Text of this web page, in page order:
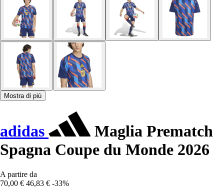
Mostra di più
adidas
Maglia Prematch
Spagna Coupe du Monde 2026
A partire da
70,00 € 46,83 € -33%